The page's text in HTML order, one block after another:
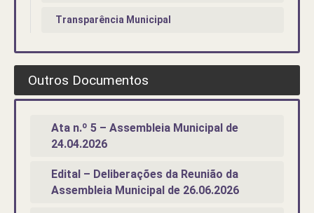
Transparência Municipal
Outros Documentos
Ata n.º 5 – Assembleia Municipal de
24.04.2026
Edital – Deliberações da Reunião da
Assembleia Municipal de 26.06.2026